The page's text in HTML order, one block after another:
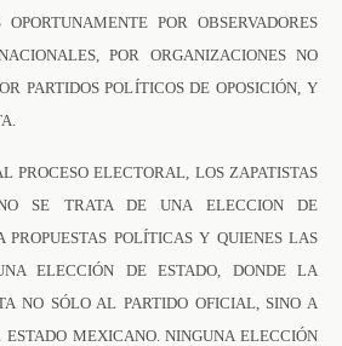
POR OBSERVADORES
POR ORGANIZACIONES NO
PARTIDOS POLÍTICOS DE OPOSICIÓN, Y
PROCESO ELECTORAL, LOS ZAPATISTAS
SE TRATA DE UNA ELECCION DE
PROPUESTAS POLÍTICAS Y QUIENES LAS
ELECCIÓN DE ESTADO, DONDE LA
NO SÓLO AL PARTIDO OFICIAL, SINO A
MEXICANO. NINGUNA ELECCIÓN